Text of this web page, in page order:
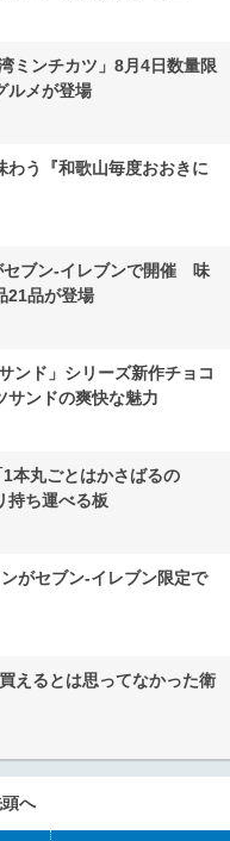
ミンチカツ」8月4日数量限
ルメが登場
わう『和歌山毎度おおきに
セブン-イレブンで開催 味
21品が登場
ンド」シリーズ新作チョコ
サンドの爽快な魅力
本丸ごとはかさばるの
持ち運べる板
がセブン‐イレブン限定で
えるとは思ってなかった衛
へ